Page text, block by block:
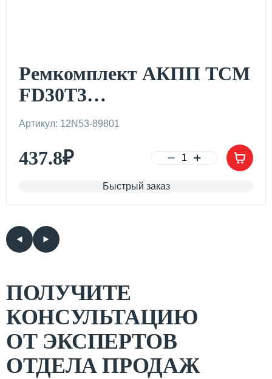
Ремкомплект АКПП TCM
FD30T3
(прокладка,уплотнения
Артикул: 12N53-89801
437.8₽
Быстрый заказ
ПОЛУЧИТЕ
КОНСУЛЬТАЦИЮ
ОТ ЭКСПЕРТОВ
ОТДЕЛА ПРОДАЖ